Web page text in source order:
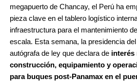
megapuerto de Chancay, el Perú ha
pieza clave en el tablero logístico
infraestructura para el mantenimiento
escala. Esta semana, la presidencia
autógrafa de ley que declara de interés
construcción, equipamiento y
para buques post-Panamax en el